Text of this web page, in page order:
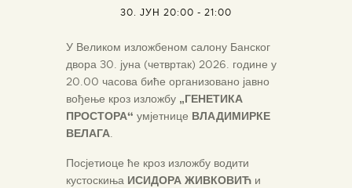
30. ЈУН 20:00 - 21:00
У Великом изложбеном салону Банског
двора 30. јуна (четвртак) 2026. године у
20.00 часова биће организовано јавно
вођење кроз изложбу „ГЕНЕТИКА
ПРОСТОРА“ умјетнице ВЛАДИМИРКЕ
ВЕЛАГА
Посјетиоце ће кроз изложбу водити
кустоскиња ИСИДОРА ЖИВКОВИЋ и